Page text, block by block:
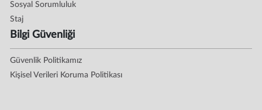
Sosyal Sorumluluk
Staj
Bilgi Güvenliği
Güvenlik Politikamız
Kişisel Verileri Koruma Politikası